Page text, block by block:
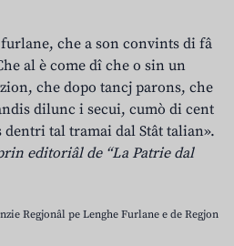
che a son convints di fâ
al è come dî che o sin un
che dopo tancj parons, che
dilunc i secui, cumò di cent
dentri tal tramai dal Stât talian».
editoriâl de “La Patrie dal
Regjonâl pe Lenghe Furlane e de Regjon